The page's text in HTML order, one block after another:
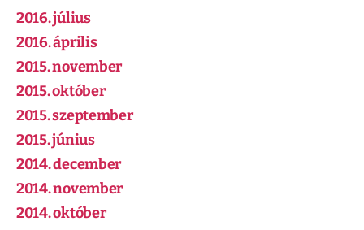
2016. július
2016. április
2015. november
2015. október
2015. szeptember
2015. június
2014. december
2014. november
2014. október